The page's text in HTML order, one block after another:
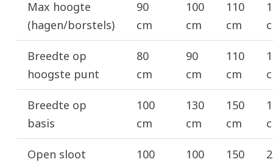
Max hoogte
(hagen/borstels)
90
cm
100
cm
110
cm
Breedte op
hoogste punt
80
cm
90
cm
110
cm
Breedte op
basis
100
cm
130
cm
150
cm
Open sloot
100
100
150